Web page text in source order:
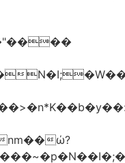
nm��ώ?